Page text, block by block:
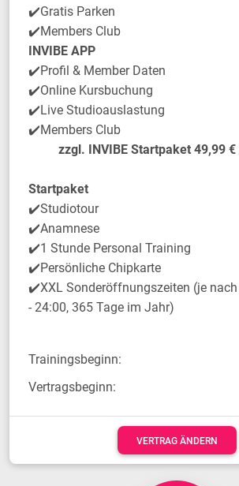
✔️Gratis Parken
✔️Members Club
INVIBE APP
✔️Profil & Member Daten
✔️Online Kursbuchung
✔️Live Studioauslastung
✔️Members Club
zzgl. INVIBE Startpaket 49,99
Startpaket
✔️Studiotour
✔️Anamnese
✔️1 Stunde Personal Training
✔️Persönliche Chipkarte
✔️XXL Sonderöffnungszeiten (je
- 24:00, 365 Tage im Jahr)
Trainingsbeginn:
Vertragsbeginn:
VERTRAG ÄNDERN